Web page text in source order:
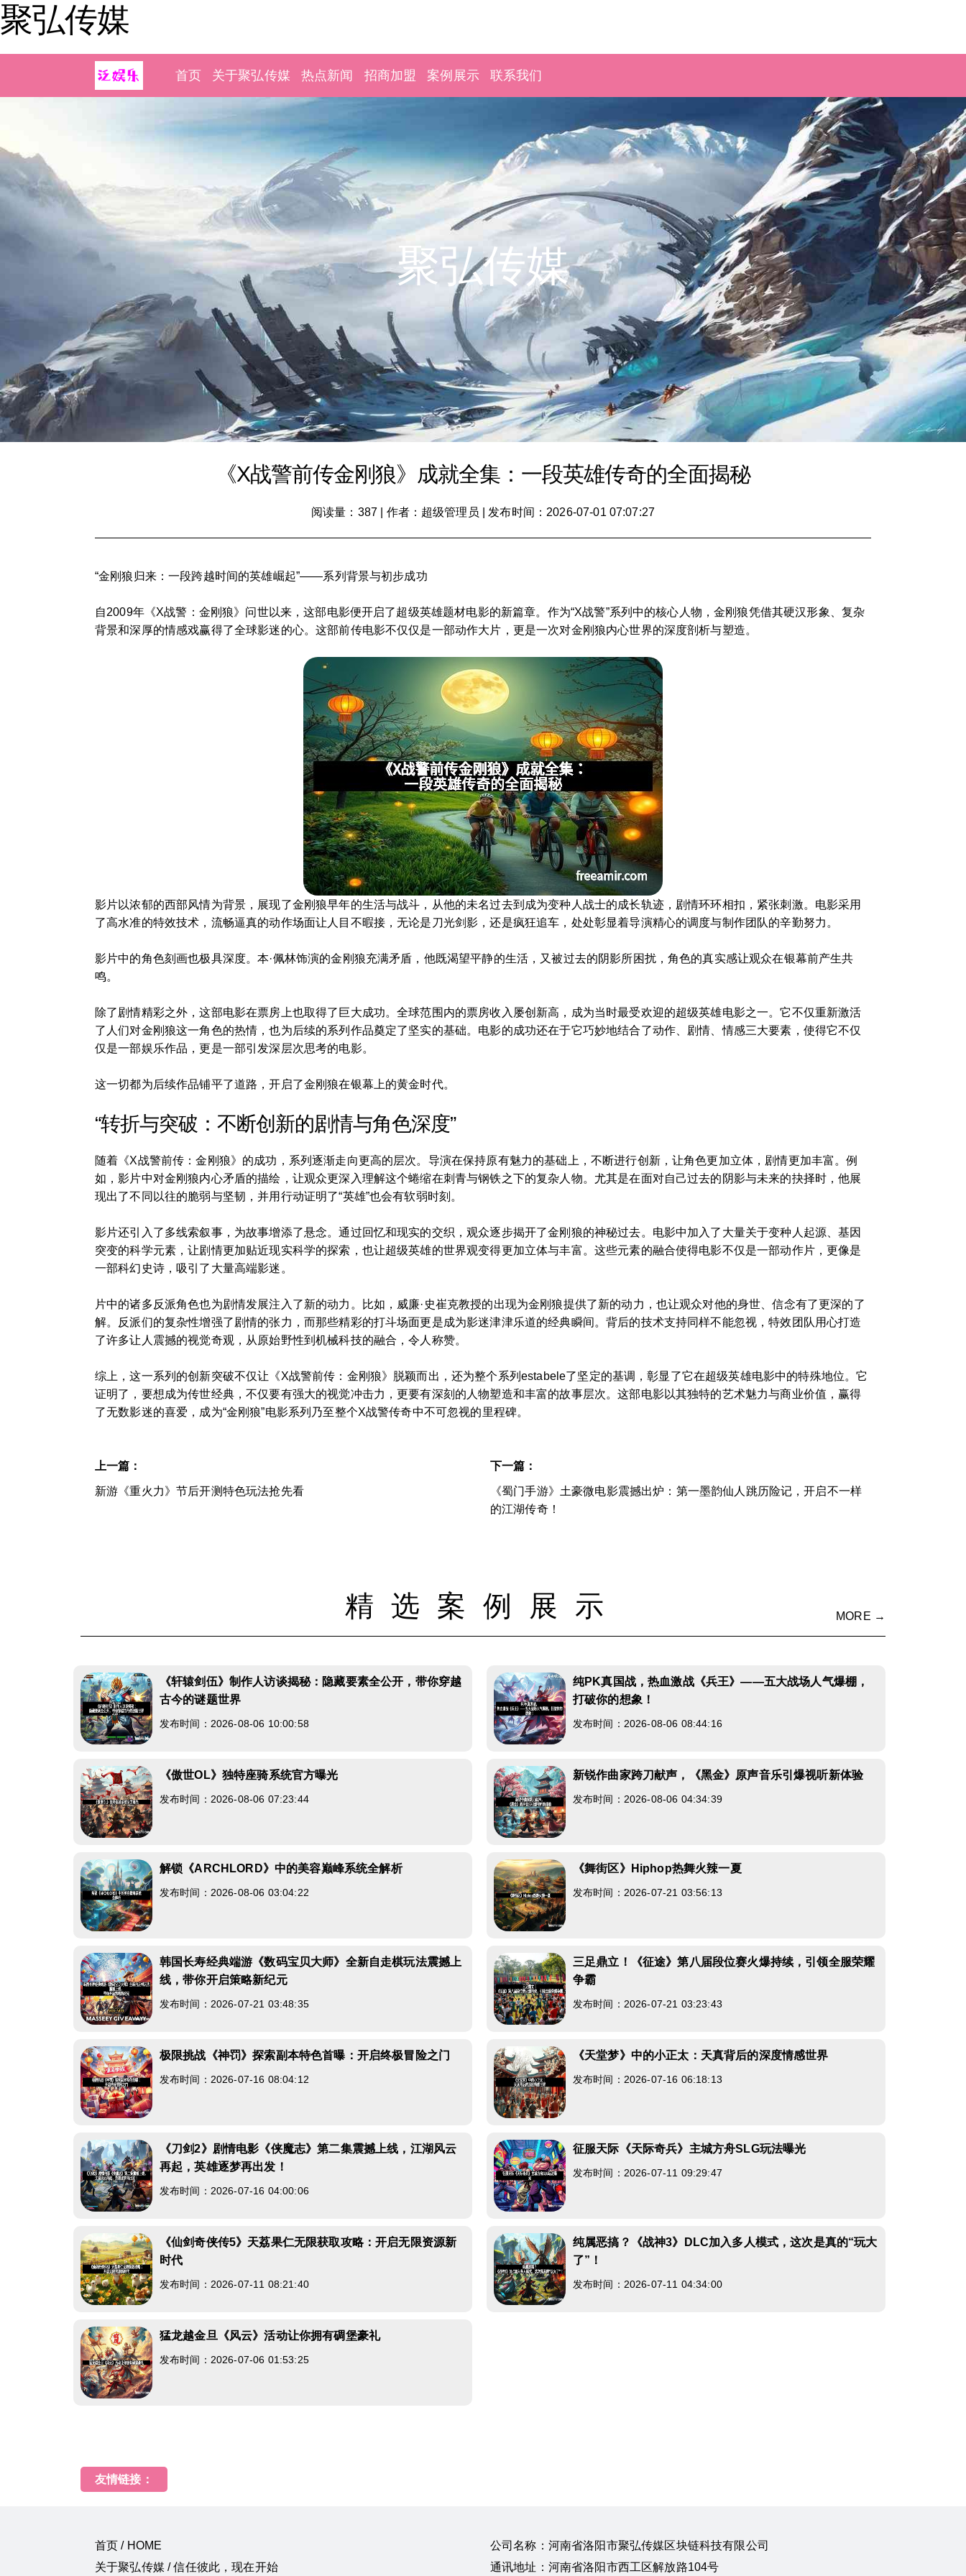
聚弘传媒
首页 关于聚弘传媒 热点新闻 招商加盟 案例展示 联系我们
聚弘传媒
《X战警前传金刚狼》成就全集：一段英雄传奇的全面揭秘
阅读量：387 作者：超级管理员 发布时间：2026-07-01 07:07:27
“金刚狼归来：一段跨越时间的英雄崛起”——系列背景与初步成功
自2009年《X战警：金刚狼》问世以来，这部电影便开启了超级英雄题材电影的新篇章。作为“X战警”系列中的核心人物，金刚狼凭借其硬汉形象、复杂
背景和深厚的情感戏赢得了全球影迷的心。这部前传电影不仅仅是一部动作大片，更是一次对金刚狼内心世界的深度剖析与塑造。
影片以浓郁的西部风情为背景，展现了金刚狼早年的生活与战斗，从他的未名过去到成为变种人战士的成长轨迹，剧情环环相扣，紧张刺激。电影采用
了高水准的特效技术，流畅逼真的动作场面让人目不暇接，无论是刀光剑影，还是疯狂追车，处处彰显着导演精心的调度与制作团队的辛勤努力。
影片中的角色刻画也极具深度。本·佩林饰演的金刚狼充满矛盾，他既渴望平静的生活，又被过去的阴影所困扰，角色的真实感让观众在银幕前产生共
鸣。
除了剧情精彩之外，这部电影在票房上也取得了巨大成功。全球范围内的票房收入屡创新高，成为当时最受欢迎的超级英雄电影之一。它不仅重新激活
了人们对金刚狼这一角色的热情，也为后续的系列作品奠定了坚实的基础。电影的成功还在于它巧妙地结合了动作、剧情、情感三大要素，使得它不仅
仅是一部娱乐作品，更是一部引发深层次思考的电影。
这一切都为后续作品铺平了道路，开启了金刚狼在银幕上的黄金时代。
“转折与突破：不断创新的剧情与角色深度”
随着《X战警前传：金刚狼》的成功，系列逐渐走向更高的层次。导演在保持原有魅力的基础上，不断进行创新，让角色更加立体，剧情更加丰富。例
如，影片中对金刚狼内心矛盾的描绘，让观众更深入理解这个蜷缩在刺青与钢铁之下的复杂人物。尤其是在面对自己过去的阴影与未来的抉择时，他展
现出了不同以往的脆弱与坚韧，并用行动证明了“英雄”也会有软弱时刻。
影片还引入了多线索叙事，为故事增添了悬念。通过回忆和现实的交织，观众逐步揭开了金刚狼的神秘过去。电影中加入了大量关于变种人起源、基因
突变的科学元素，让剧情更加贴近现实科学的探索，也让超级英雄的世界观变得更加立体与丰富。这些元素的融合使得电影不仅是一部动作片，更像是
一部科幻史诗，吸引了大量高端影迷。
片中的诸多反派角色也为剧情发展注入了新的动力。比如，威廉·史崔克教授的出现为金刚狼提供了新的动力，也让观众对他的身世、信念有了更深的了
解。反派们的复杂性增强了剧情的张力，而那些精彩的打斗场面更是成为影迷津津乐道的经典瞬间。背后的技术支持同样不能忽视，特效团队用心打造
了许多让人震撼的视觉奇观，从原始野性到机械科技的融合，令人称赞。
综上，这一系列的创新突破不仅让《X战警前传：金刚狼》脱颖而出，还为整个系列estabele了坚定的基调，彰显了它在超级英雄电影中的特殊地位。它
证明了，要想成为传世经典，不仅要有强大的视觉冲击力，更要有深刻的人物塑造和丰富的故事层次。这部电影以其独特的艺术魅力与商业价值，赢得
了无数影迷的喜爱，成为“金刚狼”电影系列乃至整个X战警传奇中不可忽视的里程碑。
上一篇：
新游《重火力》节后开测特色玩法抢先看
下一篇：
《蜀门手游》土豪微电影震撼出炉：第一墨韵仙人跳历险记，开启不一样
的江湖传奇！
精选案例展示 MORE →
《轩辕剑伍》制作人访谈揭秘：隐藏要素全公开，带你穿越
古今的谜题世界
发布时间：2026-08-06 10:00:58
纯PK真国战，热血激战《兵王》——五大战场人气爆棚，
打破你的想象！
发布时间：2026-08-06 08:44:16
《傲世OL》独特座骑系统官方曝光
发布时间：2026-08-06 07:23:44
新锐作曲家跨刀献声，《黑金》原声音乐引爆视听新体验
发布时间：2026-08-06 04:34:39
解锁《ARCHLORD》中的美容巅峰系统全解析
发布时间：2026-08-06 03:04:22
《舞街区》Hiphop热舞火辣一夏
发布时间：2026-07-21 03:56:13
韩国长寿经典端游《数码宝贝大师》全新自走棋玩法震撼上
线，带你开启策略新纪元
发布时间：2026-07-21 03:48:35
三足鼎立！《征途》第八届段位赛火爆持续，引领全服荣耀
争霸
发布时间：2026-07-21 03:23:43
极限挑战《神罚》探索副本特色首曝：开启终极冒险之门
发布时间：2026-07-16 08:04:12
《天堂梦》中的小正太：天真背后的深度情感世界
发布时间：2026-07-16 06:18:13
《刀剑2》剧情电影《侠魔志》第二集震撼上线，江湖风云
再起，英雄逐梦再出发！
发布时间：2026-07-16 04:00:06
征服天际《天际奇兵》主城方舟SLG玩法曝光
发布时间：2026-07-11 09:29:47
《仙剑奇侠传5》天荔果仁无限获取攻略：开启无限资源新
时代
发布时间：2026-07-11 08:21:40
纯属恶搞？《战神3》DLC加入多人模式，这次是真的“玩大
了”！
发布时间：2026-07-11 04:34:00
猛龙越金旦《风云》活动让你拥有碉堡豪礼
发布时间：2026-07-06 01:53:25
友情链接：
首页 / HOME
关于聚弘传媒 / 信任彼此，现在开始
公司名称：河南省洛阳市聚弘传媒区块链科技有限公司
通讯地址：河南省洛阳市西工区解放路104号